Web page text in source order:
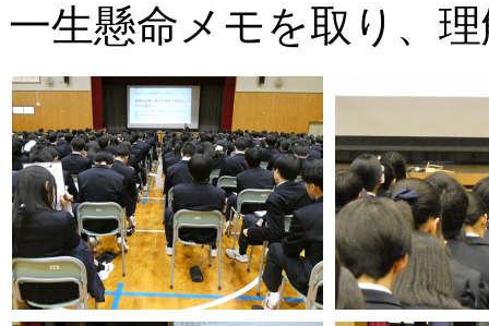
一生懸命メモを取り、